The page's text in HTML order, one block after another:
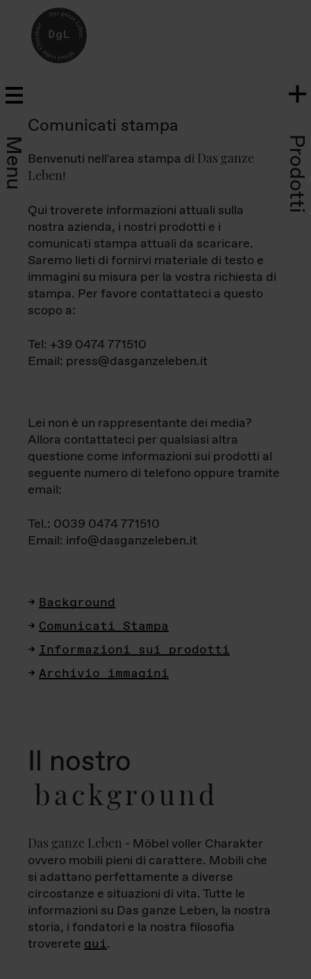
Menu Prodotti
Comunicati stampa
Benvenuti nell'area stampa di Das ganze
Leben!
Qui troverete informazioni attuali sulla
nostra azienda, i nostri prodotti e i
comunicati stampa attuali da scaricare.
Saremo lieti di fornirvi materiale di testo e
immagini su misura per la vostra richiesta di
stampa. Per favore contattateci a questo
scopo a:
Tel: +39 0474 771510
Email: press@dasganzeleben.it
Lei non è un rappresentante dei media?
Allora contattateci per qualsiasi altra
questione come informazioni sui prodotti al
seguente numero di telefono oppure tramite
email:
Tel.: 0039 0474 771510
Email: info@dasganzeleben.it
Background
Comunicati Stampa
Informazioni sui prodotti
Archivio immagini
Il nostro
background
Das ganze Leben - Möbel voller Charakter
ovvero mobili pieni di carattere. Mobili che
si adattano perfettamente a diverse
circostanze e situazioni di vita. Tutte le
informazioni su Das ganze Leben, la nostra
storia, i fondatori e la nostra filosofia
troverete qui.